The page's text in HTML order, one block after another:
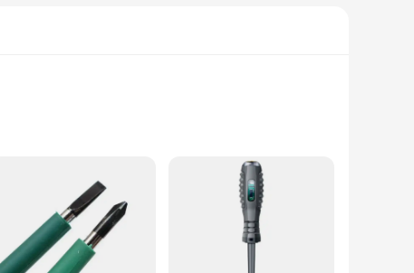
With its dual-oven setup, you can cook multiple dishes
for your family, this oven's capacity and efficiency make it